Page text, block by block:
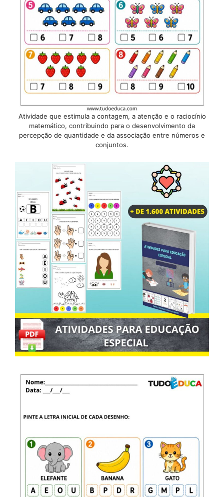
Atividade que estimula a contagem, a atenção e o raciocínio
matemático, contribuindo para o desenvolvimento da
percepção de quantidade e da associação entre números e
conjuntos.